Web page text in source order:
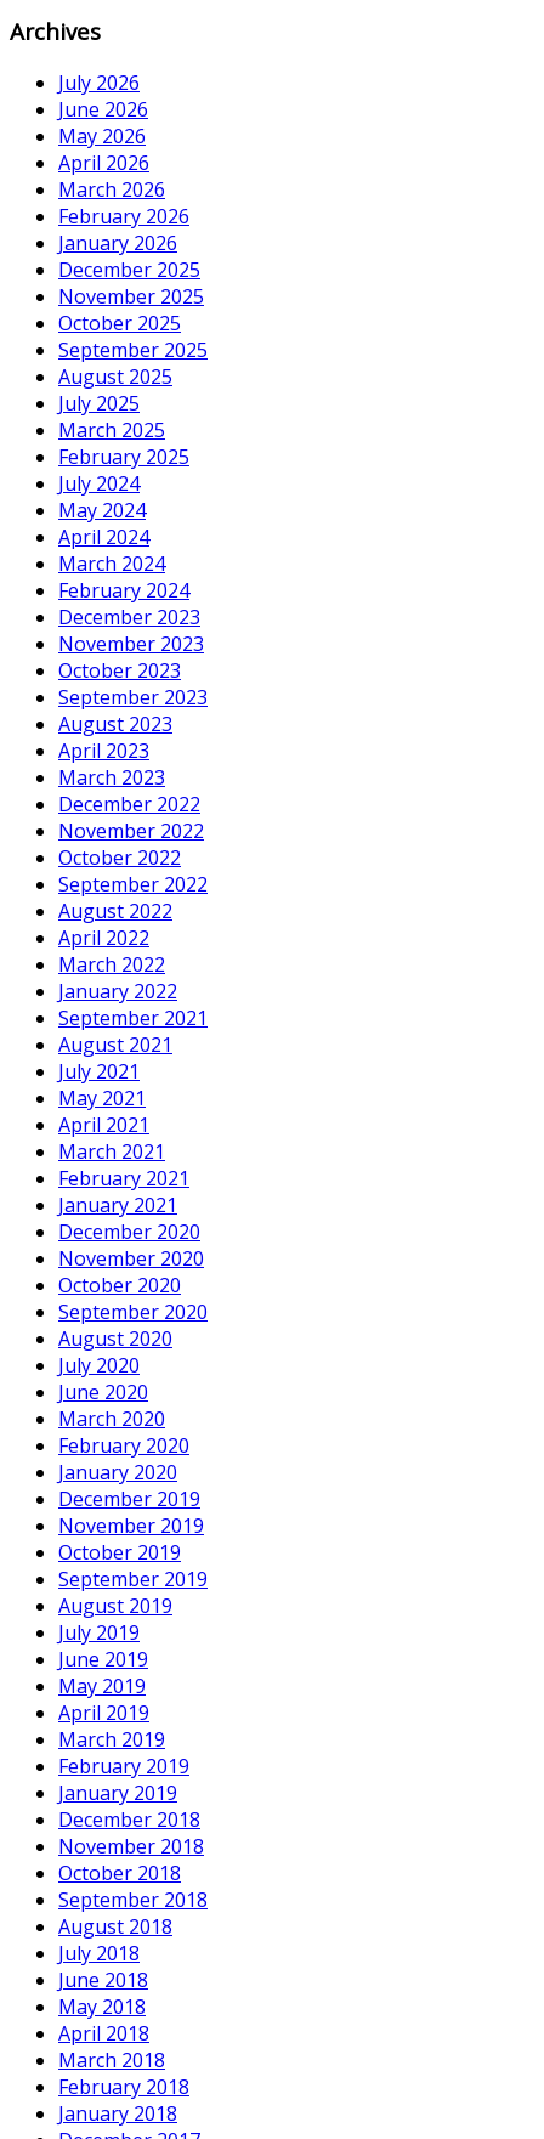
Archives
July 2026
June 2026
May 2026
April 2026
March 2026
February 2026
January 2026
December 2025
November 2025
October 2025
September 2025
August 2025
July 2025
March 2025
February 2025
July 2024
May 2024
April 2024
March 2024
February 2024
December 2023
November 2023
October 2023
September 2023
August 2023
April 2023
March 2023
December 2022
November 2022
October 2022
September 2022
August 2022
April 2022
March 2022
January 2022
September 2021
August 2021
July 2021
May 2021
April 2021
March 2021
February 2021
January 2021
December 2020
November 2020
October 2020
September 2020
August 2020
July 2020
June 2020
March 2020
February 2020
January 2020
December 2019
November 2019
October 2019
September 2019
August 2019
July 2019
June 2019
May 2019
April 2019
March 2019
February 2019
January 2019
December 2018
November 2018
October 2018
September 2018
August 2018
July 2018
June 2018
May 2018
April 2018
March 2018
February 2018
January 2018